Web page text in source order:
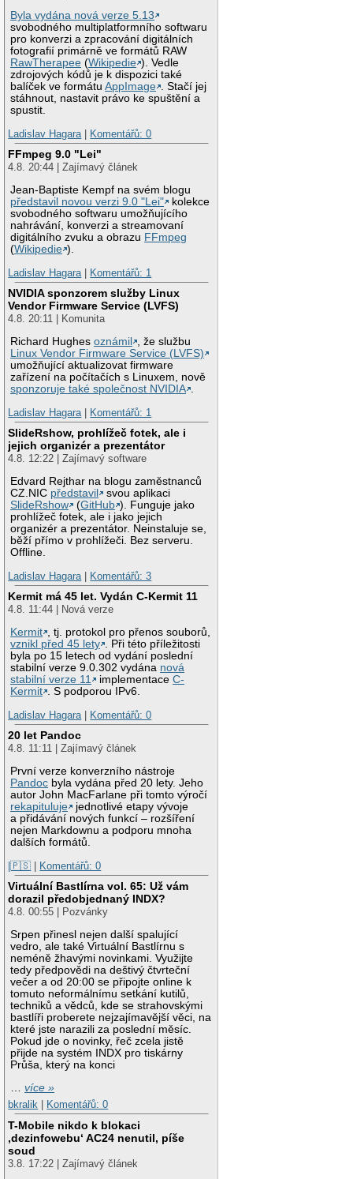
Byla vydána nová verze 5.13
svobodného multiplatformního softwaru
pro konverzi a zpracování digitálních
fotografií primárně ve formátů RAW
RawTherapee (Wikipedie ). Vedle
zdrojových kódů je k dispozici také
balíček ve formátuAppImage . Stačí jej
stáhnout, nastavit právo ke spuštění a
spustit.
Ladislav Hagara
Komentářů: 0
FFmpeg 9.0 "Lei"
4.8. 20:44 | Zajímavý článek
Jean-Baptiste Kempf na svém blogu
představil novou verzi 9.0 "Lei"
kolekce
svobodného softwaru umožňujícího
nahrávání, konverzi a streamovaní
digitálního zvuku a obrazu FFmpeg
(Wikipedie ).
Ladislav Hagara
Komentářů: 1
NVIDIA sponzorem služby Linux
Vendor Firmware Service (LVFS)
4.8. 20:11 | Komunita
Richard Hughesoznámil
, že službu
Linux Vendor Firmware Service (LVFS)
umožňující aktualizovat firmware
zařízení na počítačích s Linuxem, nově
sponzoruje také společnost NVIDIA .
Ladislav Hagara | Komentářů: 1
SlideRshow, prohlížeč fotek, ale i
jejich organizér a prezentátor
4.8. 12:22 | Zajímavý software
Edvard Rejthar na blogu zaměstnanců
CZ.NIC představil
svou aplikaci
SlideRshow
(GitHub ). Funguje jako
prohlížeč fotek, ale i jako jejich
organizér a prezentátor. Neinstaluje se,
běží přímo v prohlížeči. Bez serveru.
Offline.
Ladislav Hagara | Komentářů: 3
Kermit má 45 let. Vydán C-Kermit 11
4.8. 11:44 | Nová verze
Kermit , tj. protokol pro přenos souborů,
vznikl před 45 lety . Při této příležitosti
byla po 15 letech od vydání poslední
stabilní verze 9.0.302 vydána nová
stabilní verze 11
implementaceC-
Kermit . S podporou IPv6.
Ladislav Hagara | Komentářů: 0
20 let Pandoc
4.8. 11:11 | Zajímavý článek
První verze konverzního nástroje
Pandoc byla vydána před 20 lety. Jeho
autor John MacFarlane při tomto výročí
rekapituluje
jednotlivé etapy vývoje
a přidávání nových funkcí – rozšíření
nejen Markdownu a podporu mnoha
dalších formátů.
|🇵🇸 | Komentářů: 0
Virtuální Bastlírna vol. 65: Už vám
dorazil předobjednaný INDX?
4.8. 00:55 | Pozvánky
Srpen přinesl nejen další spalující
vedro, ale také Virtuální Bastlírnu s
neméně žhavými novinkami. Využijte
tedy předpovědi na deštivý čtvrteční
večer a od 20:00 se připojte online k
tomuto neformálnímu setkání kutilů,
techniků a vědců, kde se strahovskými
bastlíři proberete nejzajímavější věci, na
které jste narazili za poslední měsíc.
Pokud jde o novinky, řeč zcela jistě
přijde na systém INDX pro tiskárny
Průša, který na konci
…více »
bkralik
Komentářů: 0
T-Mobile nikdo k blokaci
‚dezinfowebu‘ AC24 nenutil, píše
soud
3.8. 17:22 | Zajímavý článek